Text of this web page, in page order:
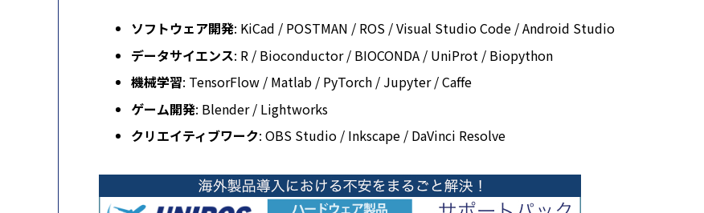
ソフトウェア開発: KiCad / POSTMAN / ROS / Visual Studio Code / Android Studio
データサイエンス: R / Bioconductor / BIOCONDA / UniProt / Biopython
機械学習: TensorFlow / Matlab / PyTorch / Jupyter / Caffe
ゲーム開発: Blender / Lightworks
クリエイティブワーク: OBS Studio / Inkscape / DaVinci Resolve